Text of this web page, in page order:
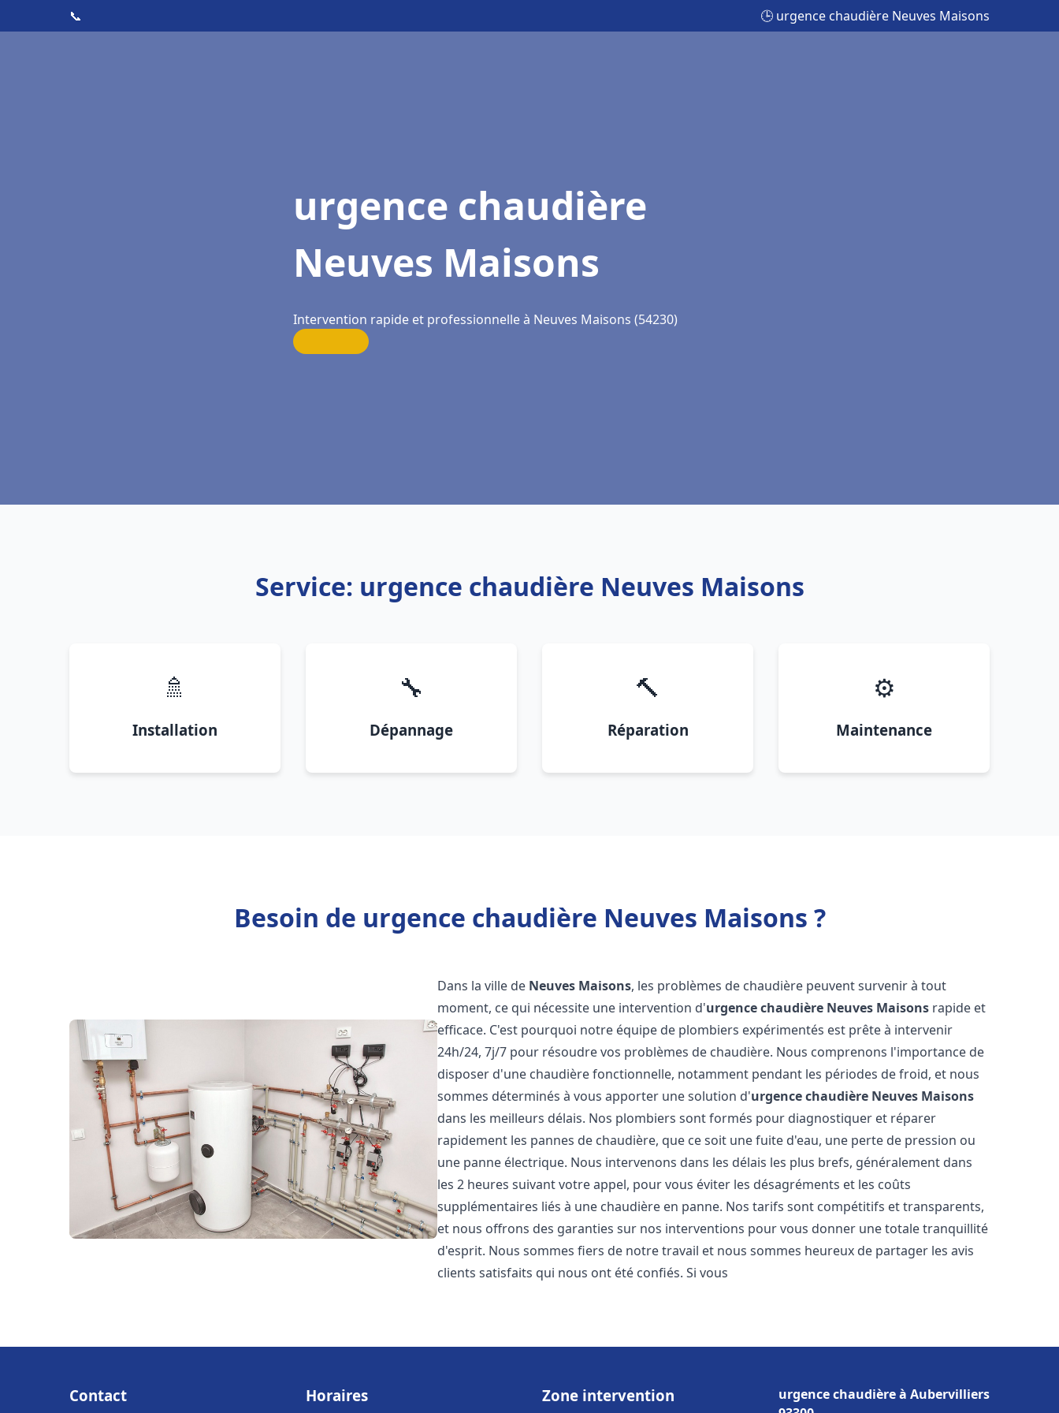
📞 🕒 urgence chaudière Neuves Maisons
urgence chaudière
Neuves Maisons
Intervention rapide et professionnelle à Neuves Maisons (54230)
Service: urgence chaudière Neuves Maisons
🚿
Installation
🔧
Dépannage
🔨
Réparation
⚙️
Maintenance
Besoin de urgence chaudière Neuves Maisons ?
Dans la ville de Neuves Maisons, les problèmes de chaudière peuvent survenir à tout
moment, ce qui nécessite une intervention d'urgence chaudière Neuves Maisons rapide et
efficace. C'est pourquoi notre équipe de plombiers expérimentés est prête à intervenir
24h/24, 7j/7 pour résoudre vos problèmes de chaudière. Nous comprenons l'importance de
disposer d'une chaudière fonctionnelle, notamment pendant les périodes de froid, et nous
sommes déterminés à vous apporter une solution d'urgence chaudière Neuves Maisons
dans les meilleurs délais. Nos plombiers sont formés pour diagnostiquer et réparer
rapidement les pannes de chaudière, que ce soit une fuite d'eau, une perte de pression ou
une panne électrique. Nous intervenons dans les délais les plus brefs, généralement dans
les 2 heures suivant votre appel, pour vous éviter les désagréments et les coûts
supplémentaires liés à une chaudière en panne. Nos tarifs sont compétitifs et transparents,
et nous offrons des garanties sur nos interventions pour vous donner une totale tranquillité
d'esprit. Nous sommes fiers de notre travail et nous sommes heureux de partager les avis
clients satisfaits qui nous ont été confiés. Si vous
Contact Horaires Zone intervention
urgence chaudière à Aubervilliers